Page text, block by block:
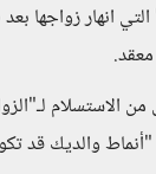
من الاستسلام
والديك قد